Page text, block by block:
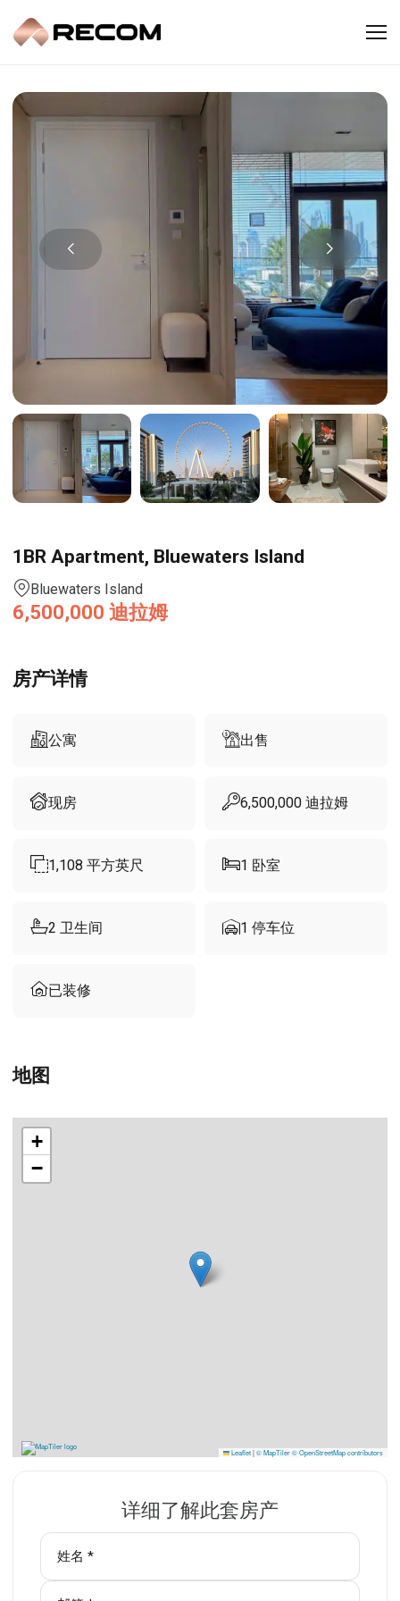
1BR Apartment, Bluewaters Island
Bluewaters Island
6,500,000 迪拉姆
房产详情
公寓 出售
现房 6,500,000 迪拉姆
1,108 平方英尺 1 卧室
2 卫生间 1 停车位
已装修
地图
+
−
Leaflet|© MapTiler© OpenStreetMap contributors
详细了解此套房产